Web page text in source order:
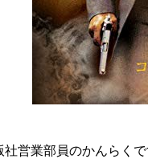
営業部員のかんらくで